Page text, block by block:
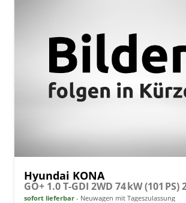
Hyundai KONA
sofort lieferbar Neuwagen mit Tageszulassung